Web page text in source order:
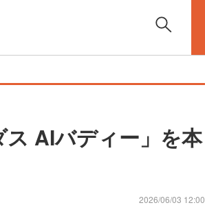
AIバディー」を本
2026/06/03 12:00